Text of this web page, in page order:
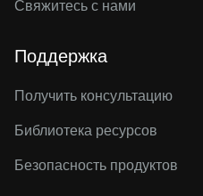
Свяжитесь с нами
Поддержка
Получить консультацию
Библиотека ресурсов
Безопасность продуктов